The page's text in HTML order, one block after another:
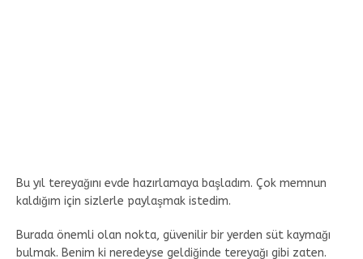
Bu yıl tereyağını evde hazırlamaya başladım. Çok memnun
kaldığım için sizlerle paylaşmak istedim.
Burada önemli olan nokta, güvenilir bir yerden süt kaymağı
bulmak. Benim ki neredeyse geldiğinde tereyağı gibi zaten.